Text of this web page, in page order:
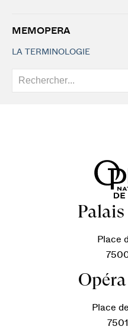
MEMOPERA
LA TERMINOLOGIE
Place
Place